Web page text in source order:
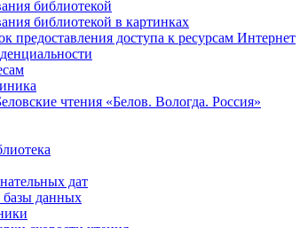
библиотекой
библиотекой в картинках
предоставления доступа к ресурсам Интернет
чтения «Белов. Вологда. Россия»
дат
базы данных